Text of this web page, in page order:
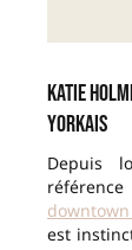
Katie
yorkais
Depuis
est